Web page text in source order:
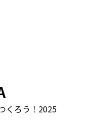
くろう！2025